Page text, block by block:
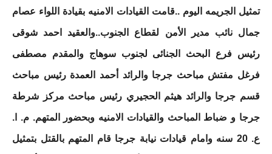
تمثيل الجريمه اليوم ..قامت القيادات الامنيه بقيادة اللواء عصام
جمال نائب مدير الأمن لقطاع الجنوب..والعقيد احمد شوقى
رئيس فرع البحث الجنائى لجنوب سوهاج والمقدم مصطفى
فرغل مفتش مباحث جرجا والرائد أحمد العمدة رئيس مباحث
قسم جرجا والرائد هيثم الحجيري رئيس مباحث مركز شرطة
جرجا و ضباط المباحث والقيادات الامنيه وبحضور المتهم. م. ا.
ع. 20 سنه وامام قيادات نيابة جرجا قام المتهم بالقتل بتمثيل